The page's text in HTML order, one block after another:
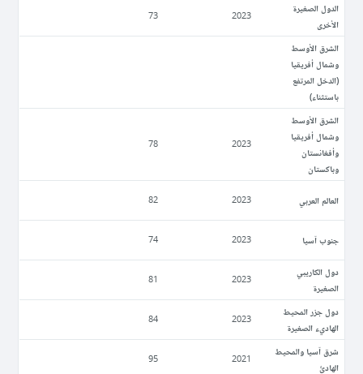
الدول الصغيرة
الأخرى
2023
73
الشرق الأوسط
وشمال أفريقيا
(الدخل المرتفع
باستثناء)
الشرق الأوسط
وشمال أفريقيا
وأفغانستان
وباكستان
2023
78
العالم العربي 2023
82
جنوب آسيا 2023
74
دول الكاريبي
الصغيرة
2023
81
دول جزر المحيط
الهاديء الصغيرة
2023
84
شرق آسيا والمحيط
الهادئ
2021
95